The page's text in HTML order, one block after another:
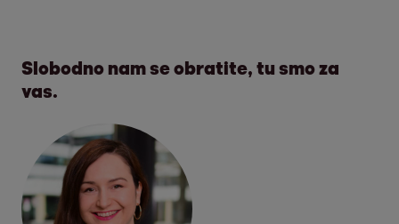
Slobodno nam se obratite, tu smo za
vas.